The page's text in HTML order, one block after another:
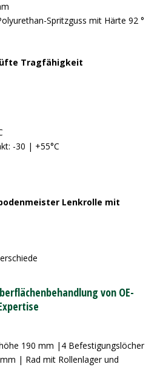
Spritzguss mit Härte 92 °
Tragfähigkeit
-30 | +55°C
Lenkrolle mit
von OE-
190 mm |4 Befestigungslöcher
| Rad mit Rollenlager und